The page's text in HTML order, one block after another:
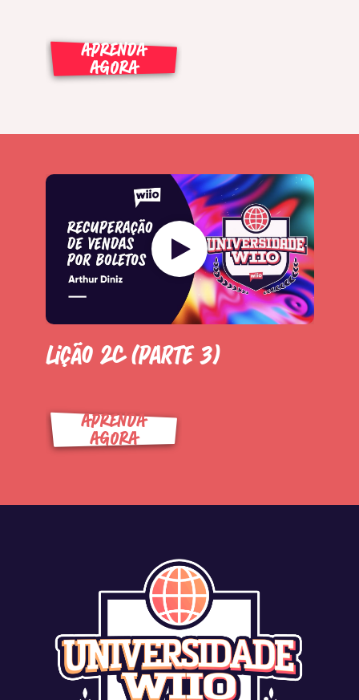
APRENDA
AGORA
Lição 2C (Parte 3)
APRENDA
AGORA